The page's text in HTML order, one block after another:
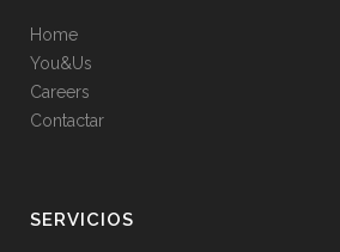
Home
You&Us
Careers
Contactar
SERVICIOS